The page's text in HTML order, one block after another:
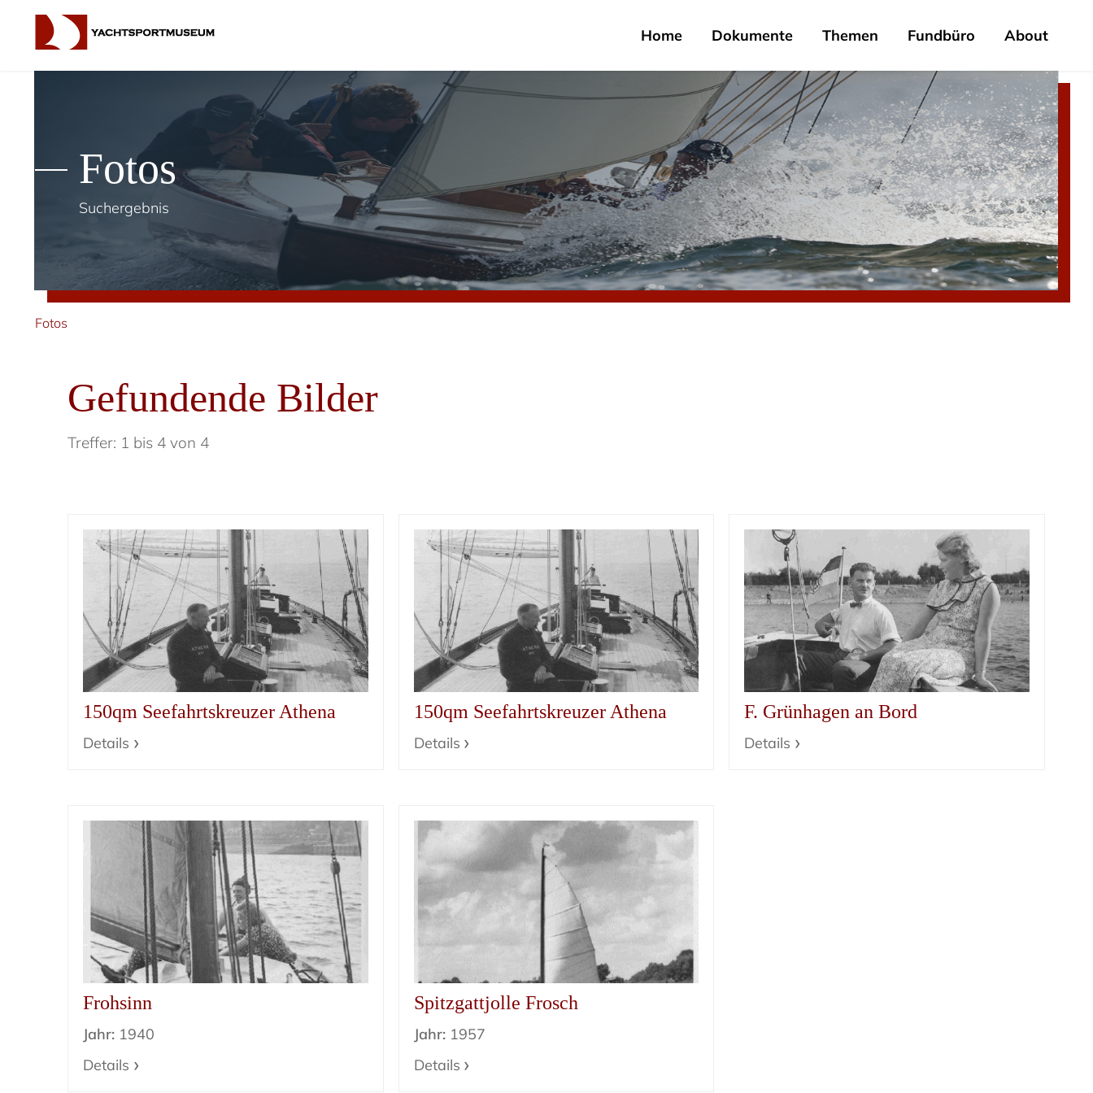
Home Dokumente Themen Fundbüro About
Fotos
Suchergebnis
Fotos
Gefundende Bilder
Treffer: 1 bis 4 von 4
150qm Seefahrtskreuzer Athena
Details
150qm Seefahrtskreuzer Athena
Details
F. Grünhagen an Bord
Details
Frohsinn
Jahr: 1940
Details
Spitzgattjolle Frosch
Jahr:1957
Details